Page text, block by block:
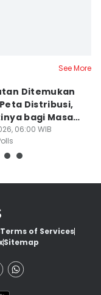
See More
Ditemukan
Distribusi,
bagi Masa
06:00 WIB
Terms of Services
Sitemap